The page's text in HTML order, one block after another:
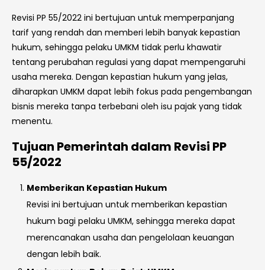
Revisi PP 55/2022 ini bertujuan untuk memperpanjang
tarif yang rendah dan memberi lebih banyak kepastian
hukum, sehingga pelaku UMKM tidak perlu khawatir
tentang perubahan regulasi yang dapat mempengaruhi
usaha mereka. Dengan kepastian hukum yang jelas,
diharapkan UMKM dapat lebih fokus pada pengembangan
bisnis mereka tanpa terbebani oleh isu pajak yang tidak
menentu.
Tujuan Pemerintah dalam Revisi PP
55/2022
Memberikan Kepastian Hukum
Revisi ini bertujuan untuk memberikan kepastian
hukum bagi pelaku UMKM, sehingga mereka dapat
merencanakan usaha dan pengelolaan keuangan
dengan lebih baik.